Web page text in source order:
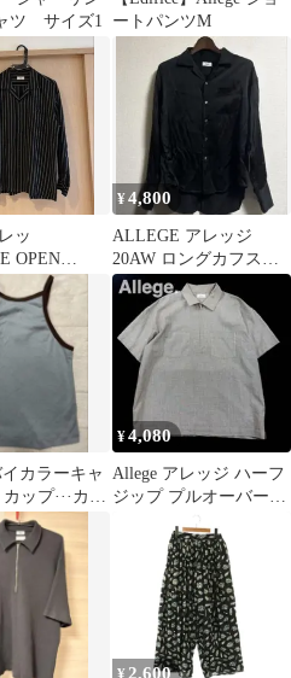
ツ サイズ1
ートパンツM
ッ
OPEN
SHIRT シャツ
¥4,800
ALLEGE アレッジ
20AW ロングカフスサ
テンシャツ
カラーキャ
ップ···カッ
¥4,080
Allege アレッジ ハーフ
ジップ プルオーバーシ
2,600